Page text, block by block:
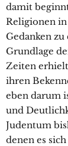
damit
Religionen
Gedanken
Grundlage
Zeiten
ihren
eben darum
und
Judentum
denen es